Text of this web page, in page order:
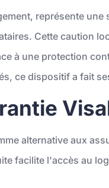
représente
Cette caution
à une protection
ce dispositif a fait
alternative aux
facilite l'accès au